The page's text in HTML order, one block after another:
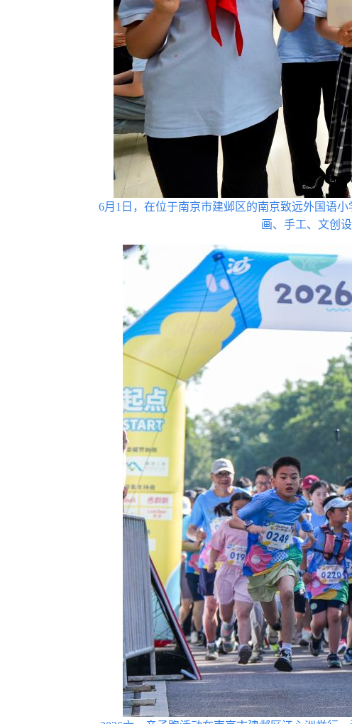
6月1日，在位于南京市建邺区的南京致远外国语
画、手工、文创